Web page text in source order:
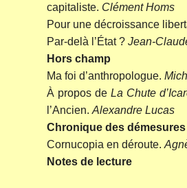
capitaliste. Clément Homs
Pour une décroissance
Par-delà l’État ? Jean-
Hors champ
Ma foi d’anthropologue.
À propos de La Chute
l’Ancien. Alexandre Lucas
Chronique des
Cornucopia en déroute.
Notes de lecture